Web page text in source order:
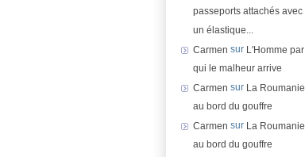
passeports attachés avec
un élastique...
Carmen sur L'Homme par
qui le malheur arrive
Carmen sur La Roumanie
au bord du gouffre
Carmen sur La Roumanie
au bord du gouffre